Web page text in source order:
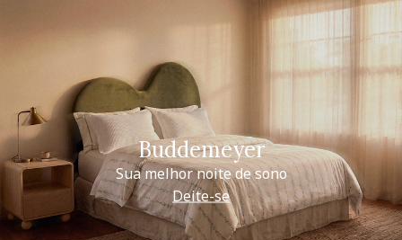
Buddemeyer
Sua melhor noite de sono
Deite-se